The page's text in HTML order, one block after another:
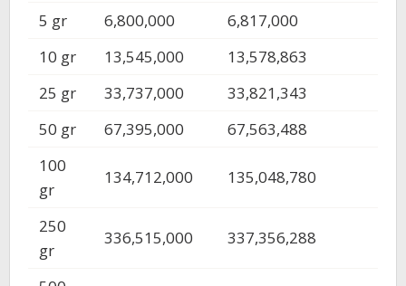
5 gr
6,800,000
6,817,000
10 gr
13,545,000
13,578,863
25 gr
33,737,000
33,821,343
50 gr
67,395,000
67,563,488
100
gr
134,712,000 135,048,780
250
gr
336,515,000 337,356,288